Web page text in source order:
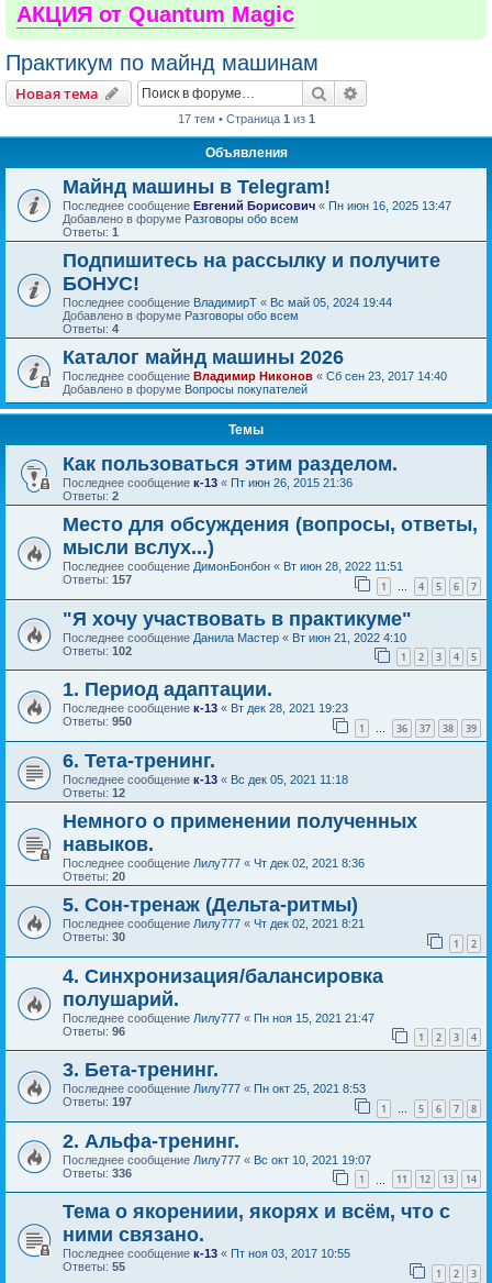
АКЦИЯ от Quantum Magic
Практикум по майнд машинам
Новая тема Поиск
17 тем • Страница 1 из 1
Объявления
Майнд машины в Telegram!
Последнее сообщение Евгений Борисович « Пн июн 16, 2025 13:47
Добавлено в форуме Разговоры обо всем
Ответы: 1
Подпишитесь на рассылку и получите
БОНУС!
Последнее сообщение ВладимирТ « Вс май 05, 2024 19:44
Добавлено в форуме Разговоры обо всем
Ответы: 4
Каталог майнд машины 2026
Последнее сообщение Владимир Никонов « Сб сен 23, 2017 14:40
Добавлено в форуме Вопросы покупателей
Темы
Как пользоваться этим разделом.
Последнее сообщение к-13 « Пт июн 26, 2015 21:36
Ответы: 2
Место для обсуждения (вопросы, ответы,
мысли вслух...)
Последнее сообщение ДимонБонбон « Вт июн 28, 2022 11:51
Ответы: 157 1 … 4 5 6 7
"Я хочу участвовать в практикуме"
Последнее сообщение Данила Мастер « Вт июн 21, 2022 4:10
Ответы: 102 1 2 3 4 5
1. Период адаптации.
Последнее сообщение к-13 « Вт дек 28, 2021 19:23
Ответы: 950 1 … 36 37 38 39
6. Тета-тренинг.
Последнее сообщение к-13 « Вс дек 05, 2021 11:18
Ответы: 12
Немного о применении полученных
навыков.
Последнее сообщение Лилу777 « Чт дек 02, 2021 8:36
Ответы: 20
5. Сон-тренаж (Дельта-ритмы)
Последнее сообщение Лилу777 « Чт дек 02, 2021 8:21
Ответы: 30 1 2
4. Синхронизация/балансировка
полушарий.
Последнее сообщение Лилу777 « Пн ноя 15, 2021 21:47
Ответы: 96 1 2 3 4
3. Бета-тренинг.
Последнее сообщение Лилу777 « Пн окт 25, 2021 8:53
Ответы: 197 1 … 5 6 7 8
2. Альфа-тренинг.
Последнее сообщение Лилу777 « Вс окт 10, 2021 19:07
Ответы: 336 1 11 12 13 14
Тема о якорениии, якорях и всём, что с
ними связано.
Последнее сообщение к-13 « Пт ноя 03, 2017 10:55
Ответы: 55 1 2 3